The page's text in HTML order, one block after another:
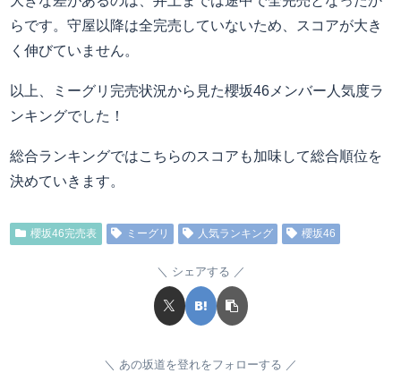
らです。守屋以降は全完売していないため、スコアが大き
く伸びていません。
以上、ミーグリ完売状況から見た櫻坂46メンバー人気度ラ
ンキングでした！
総合ランキングではこちらのスコアも加味して総合順位を
決めていきます。
櫻坂46完売表 ミーグリ 人気ランキング 櫻坂46
シェアする
あの坂道を登れをフォローする